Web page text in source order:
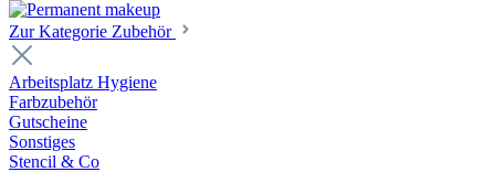
Zur Kategorie Zubehör
Arbeitsplatz Hygiene
Farbzubehör
Gutscheine
Sonstiges
Stencil & Co